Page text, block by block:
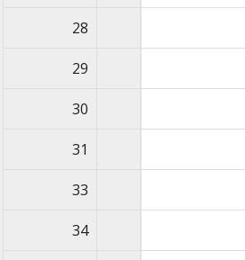
28
29
30
31
33
34